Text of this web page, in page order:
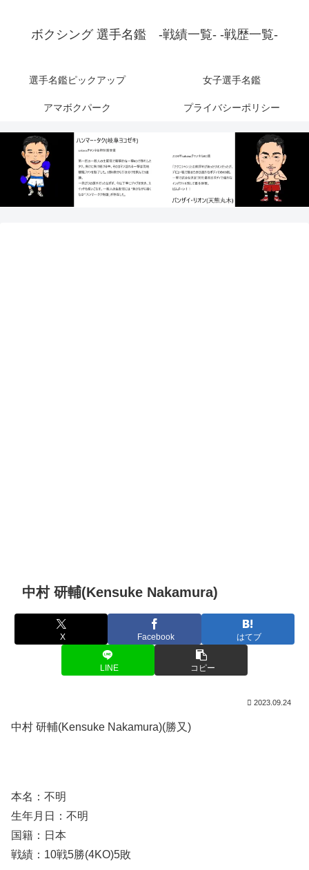
ボクシング 選手名鑑 -戦績一覧- -戦歴一覧-
選手名鑑ピックアップ 女子選手名鑑
アマボクパーク プライバシーポリシー
中村 研輔(Kensuke Nakamura)
X Facebook はてブ
LINE コピー
2023.09.24
中村 研輔(Kensuke Nakamura)(勝又)
本名：不明
生年月日：不明
国籍：日本
戦績：10戦5勝(4KO)5敗